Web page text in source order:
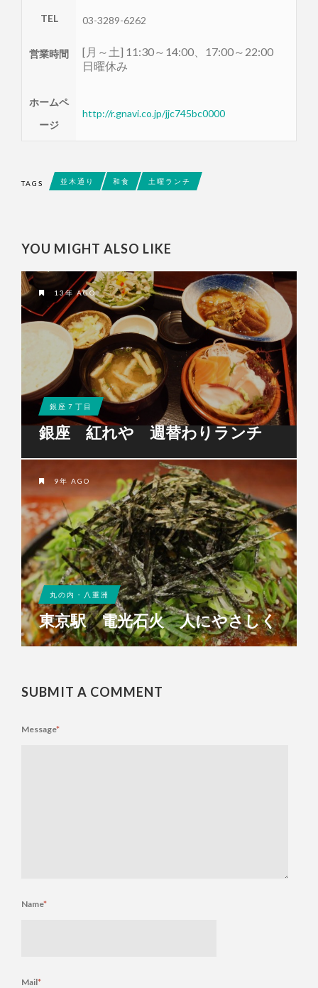
TEL 03-3289-6262
営業時間
[月～土] 11:30～14:00、17:00～22:00
日曜休み
ホームペ
ージ
http://r.gnavi.co.jp/jjc745bc0000
TAGS 並木通り 和食 土曜ランチ
YOU MIGHT ALSO LIKE
13年 AGO
銀座７丁目
銀座 紅れや 週替わりランチ
9年 AGO
丸の内・八重洲
東京駅 電光石火 人にやさしく
SUBMIT A COMMENT
Message*
Name*
Mail*